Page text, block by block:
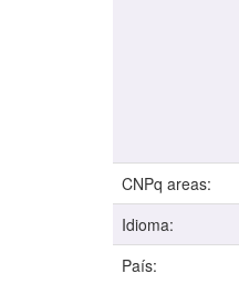
CNPq areas:
Idioma:
País: